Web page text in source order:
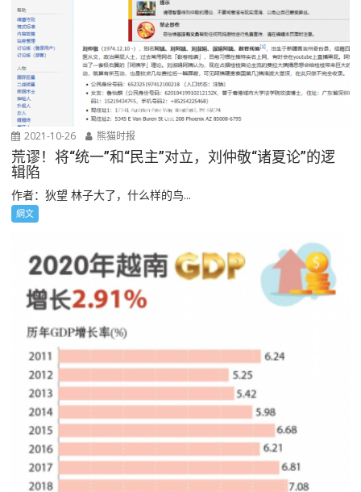
2021-10-26 熊猫时报
荒谬！将“统一”和“民主”对立，刘仲敬“诸夏论”的逻
辑陷
作者：狄望 林子大了，什么样的鸟...
網文